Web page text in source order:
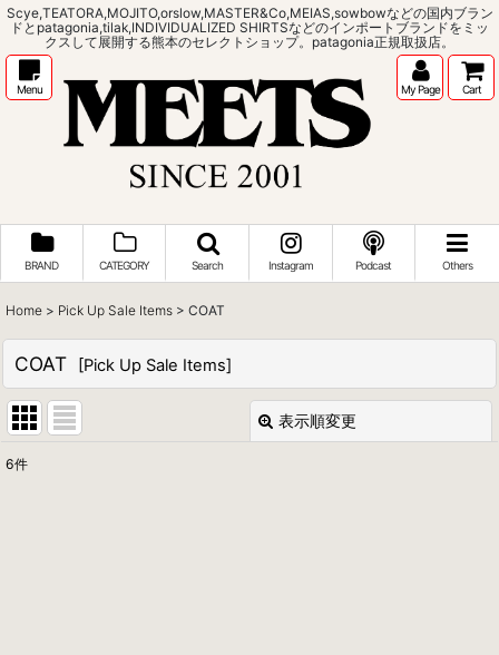
Scye,TEATORA,MOJITO,orslow,MASTER&Co,MEIAS,sowbowなどの国内ブラン
ドとpatagonia,tilak,INDIVIDUALIZED SHIRTSなどのインポートブランドをミッ
クスして展開する熊本のセレクトショップ。patagonia正規取扱店。
Menu My Page Cart
BRAND CATEGORY Search Instagram Podcast Others
Home > Pick Up Sale Items > COAT
COAT [Pick Up Sale Items]
表示順変更
6件